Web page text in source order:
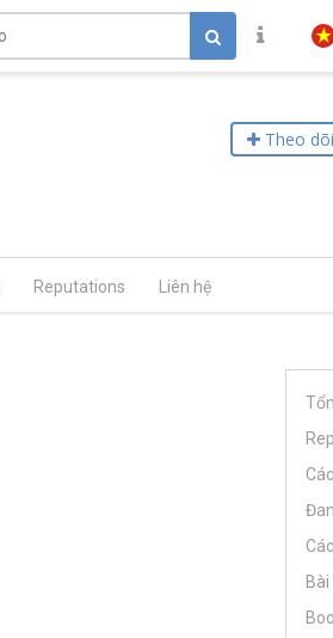
Theo dõi
Reputations Liên hệ